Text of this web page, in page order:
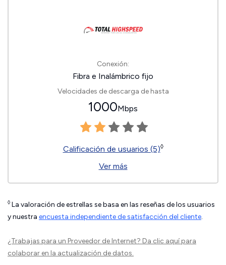
Conexión:
Fibra e Inalámbrico fijo
Velocidades de descarga de hasta
1000Mbps
Calificación de usuarios (5)◊
Ver más
◊ La valoración de estrellas se basa en las reseñas de los usuarios
y nuestra encuesta independiente de satisfacción del cliente.
¿Trabajas para un Proveedor de Internet? Da clic aquípara
colaborar en la actualización de datos.